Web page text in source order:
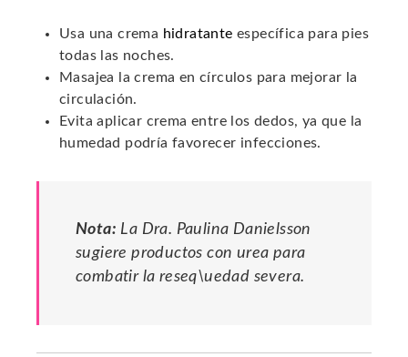
Usa una crema hidratante específica para pies
todas las noches.
Masajea la crema en círculos para mejorar la
circulación.
Evita aplicar crema entre los dedos, ya que la
humedad podría favorecer infecciones.
Nota: La Dra. Paulina Danielsson
sugiere productos con urea para
combatir la reseq\uedad severa.